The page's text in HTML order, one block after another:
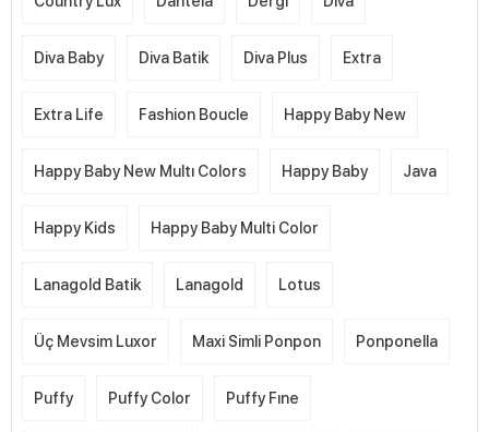
Diva Baby Diva Batik Diva Plus Extra
Extra Life Fashion Boucle Happy Baby New
Happy Baby New Multı Colors Happy Baby Java
Happy Kids Happy Baby Multi Color
Lanagold Batik Lanagold Lotus
Üç Mevsim Luxor Maxi Simli Ponpon Ponponella
Puffy Puffy Color Puffy Fıne